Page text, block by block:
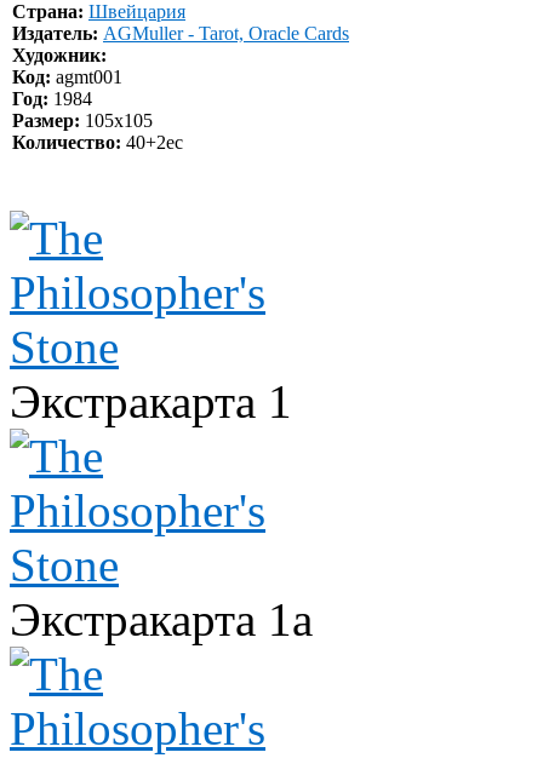
Страна: Швейцария
Издатель: AGMuller - Tarot, Oracle Cards
Художник:
Код: agmt001
Год: 1984
Размер: 105x105
Количество: 40+2ec
Экстракарта 1
Экстракарта 1а